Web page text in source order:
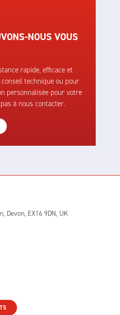
NOUS VOUS
rapide, efficace et
technique ou pour
personnalisée pour votre
à nous contacter.
Devon, EX16 9DN, UK